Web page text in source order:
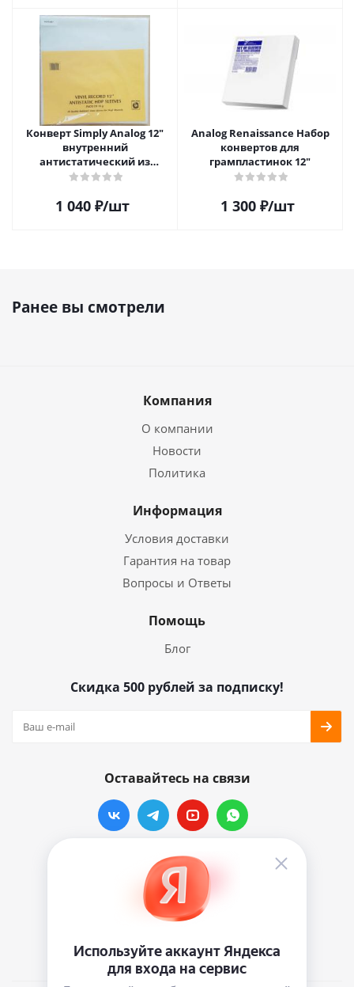
Конверт Simply Analog 12"
внутренний
антистатический из
полиэтилена для пластинок
1 040₽/шт
Analog Renaissance Набор
конвертов для
грампластинок 12"
1 300₽/шт
Ранее вы смотрели
Компания
О компании
Новости
Политика
Информация
Условия доставки
Гарантия на товар
Вопросы и Ответы
Помощь
Блог
Скидка 500 рублей за подписку!
Оставайтесь на связи
Наши контакты
info@vinylmarkt.ru